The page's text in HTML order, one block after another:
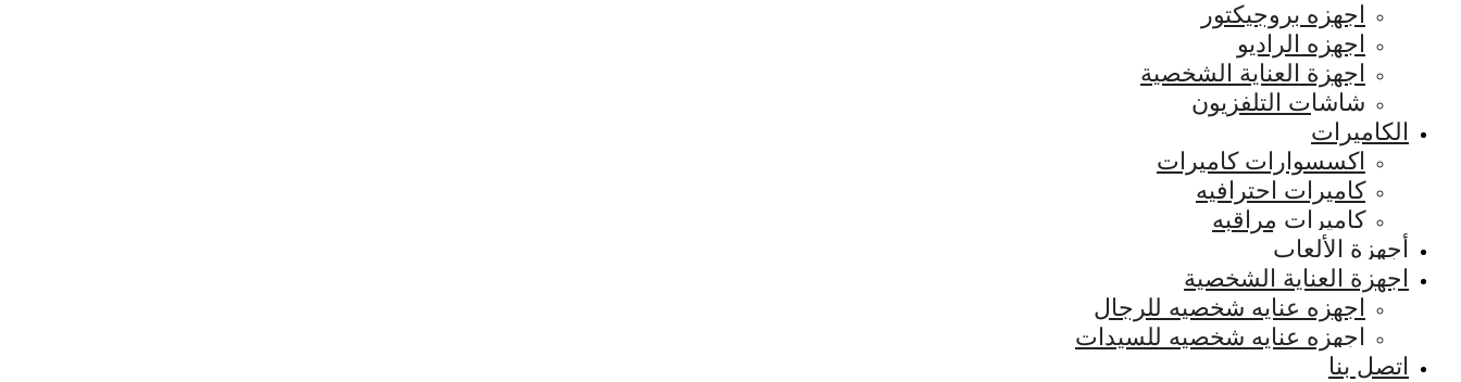
اجهزه بروجيكتور
اجهزه الراديو
اجهزة العناية الشخصية
شاشات التلفزيون
الكاميرات
اكسسوارات كاميرات
كاميرات احترافيه
كاميرات مراقبه
أجهزة الألعاب
اجهزة العناية الشخصية
اجهزه عنايه شخصيه للرجال
اجهزه عنايه شخصيه للسيدات
اتصل بنا